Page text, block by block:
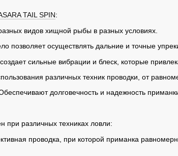
TAIL SPIN:
видов хищной рыбы в разных условиях.
позволяет осуществлять дальние и точные
сильные вибрации и блеск, которые
различных техник проводки, от
долговечность и надежность
при различных техниках ловли:
проводка, при которой приманка